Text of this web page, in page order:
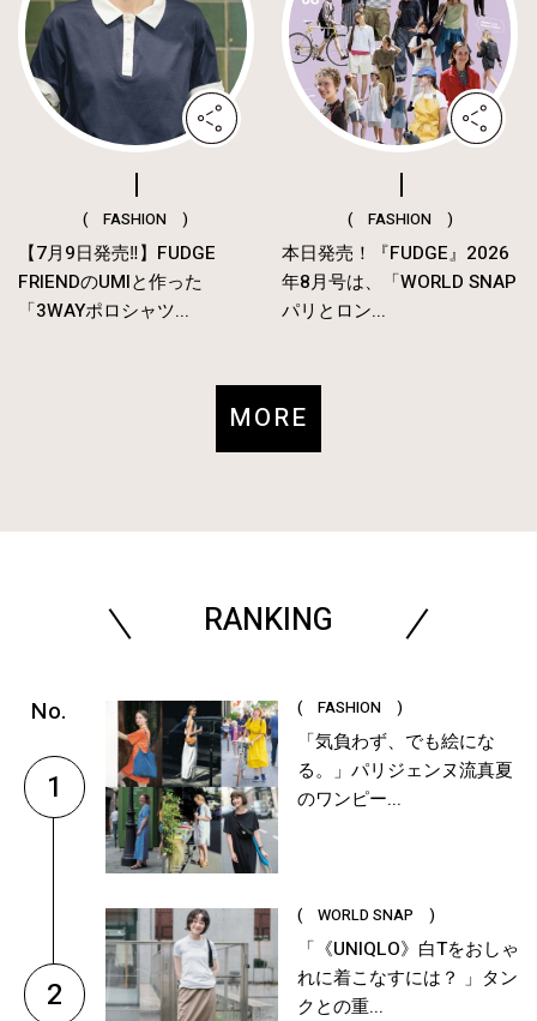
( FASHION )
【7月9日発売‼︎】FUDGE
FRIENDのUMIと作った
「3WAYポロシャツ...
( FASHION )
本日発売！『FUDGE』2026
年8月号は、「WORLD SNAP
パリとロン...
MORE
RANKING
1
( FASHION )
「気負わず、でも絵にな
る。」パリジェンヌ流真夏
のワンピー...
2
( WORLD SNAP )
「《UNIQLO》白Tをおしゃ
れに着こなすには？ 」タン
クとの重...